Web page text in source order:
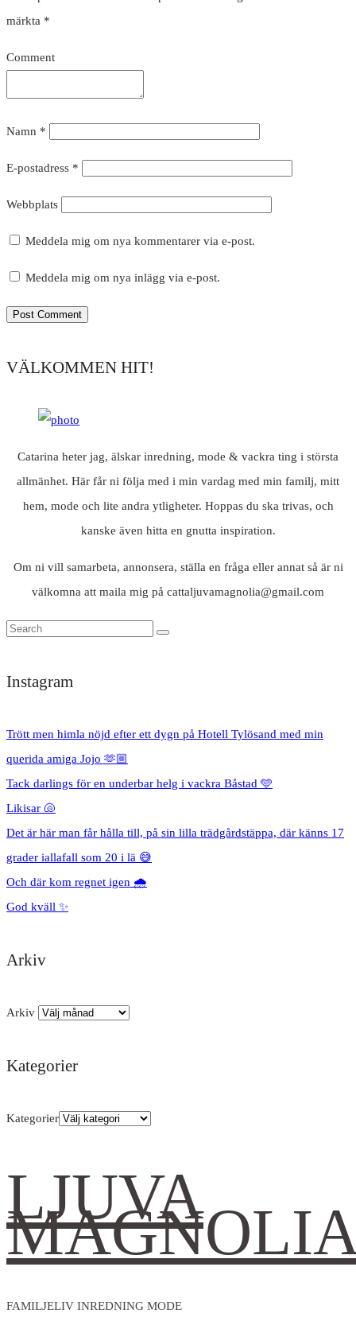
märkta *
Comment
Namn *
E-postadress *
Webbplats
Meddela mig om nya kommentarer via e-post.
Meddela mig om nya inlägg via e-post.
VÄLKOMMEN HIT!
Catarina heter jag, älskar inredning, mode & vackra ting i största
allmänhet. Här får ni följa med i min vardag med min familj, mitt
hem, mode och lite andra ytligheter. Hoppas du ska trivas, och
kanske även hitta en gnutta inspiration.
Om ni vill samarbeta, annonsera, ställa en fråga eller annat så är ni
välkomna att maila mig på cattaljuvamagnolia@gmail.com
Instagram
Trött men himla nöjd efter ett dygn på Hotell Tylösand med min
querida amiga Jojo 🫶🏼
Tack darlings för en underbar helg i vackra Båstad 🩵
Likisar 🐚
Det är här man får hålla till, på sin lilla trädgårdstäppa, där känns 17
grader iallafall som 20 i lä 😅
Och där kom regnet igen 🌧️
God kväll ✨
Arkiv
Arkiv
Kategorier
Kategorier
LJUVA
FAMILJELIV INREDNING MODE